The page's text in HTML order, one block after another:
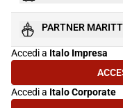
PARTNER
Accedi a Italo Impresa
Accedi a Italo Corporate